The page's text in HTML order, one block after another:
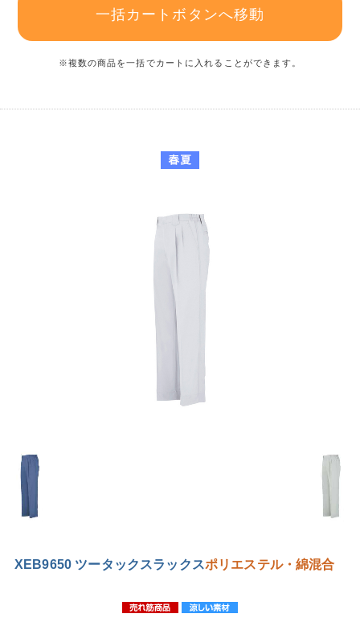
一括カートボタンへ移動
※複数の商品を一括でカートに入れることができます。
XEB9650 ツータックスラックスポリエステル・綿混合